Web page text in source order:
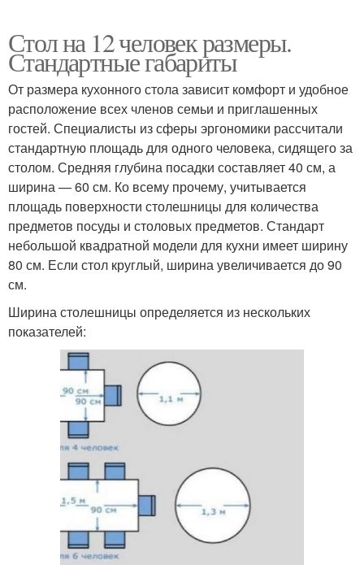
Стол на 12 человек размеры.
Стандартные габариты
От размера кухонного стола зависит комфорт и удобное
расположение всех членов семьи и приглашенных
гостей. Специалисты из сферы эргономики рассчитали
стандартную площадь для одного человека, сидящего за
столом. Средняя глубина посадки составляет 40 см, а
ширина — 60 см. Ко всему прочему, учитывается
площадь поверхности столешницы для количества
предметов посуды и столовых предметов. Стандарт
небольшой квадратной модели для кухни имеет ширину
80 см. Если стол круглый, ширина увеличивается до 90
см.
Ширина столешницы определяется из нескольких
показателей: